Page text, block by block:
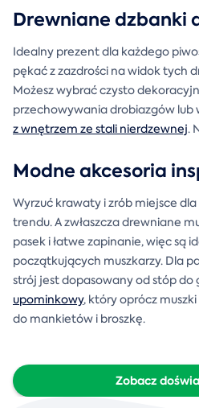
Drewniane dzbanki
Idealny prezent dla każdego
pękać z zazdrości na widok tych
Możesz wybrać czysto
przechowywania drobiazgów lub
z wnętrzem ze stali nierdzewnej.
Modne akcesoria
Wyrzuć krawaty i zrób miejsce dla
trendu. A zwłaszcza drewniane
pasek i łatwe zapinanie, więc są
początkujących muszkarzy. Dla
strój jest dopasowany od stóp do
upominkowy, który oprócz
do mankietów i broszkę.
Zobacz